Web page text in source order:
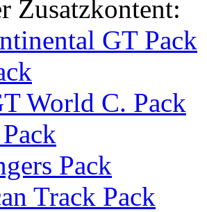
Zusatzkontent:
GT Pack
World C. Pack
Pack
Track Pack